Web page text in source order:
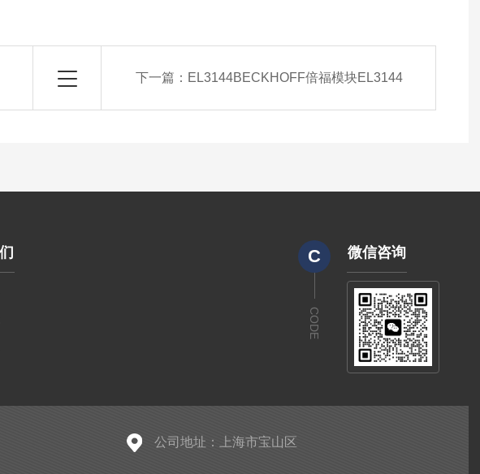
下一篇： EL3144BECKHOFF倍福模块EL3144
C
CODE
微信咨询
公司地址：上海市宝山区